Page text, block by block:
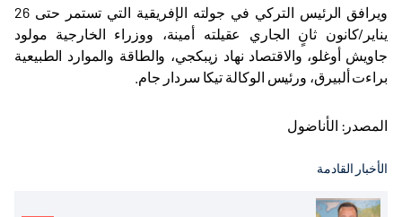
ويرافق الرئيس التركي في جولته الإفريقية التي تستمر حتى 26
يناير/كانون ثانٍ الجاري عقيلته أمينة، ووزراء الخارجية مولود
جاويش أوغلو، والاقتصاد نهاد زيبكجي، والطاقة والموارد الطبيعية
براءت ألبيرق، ورئيس الوكالة تيكا سردار جام.
المصدر: الأناضول
الأخبار القادمة